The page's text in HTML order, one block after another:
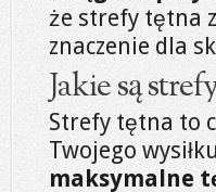
że strefy tętna
znaczenie dla
Jakie są
Strefy tętna to
Twojego
maksymalne